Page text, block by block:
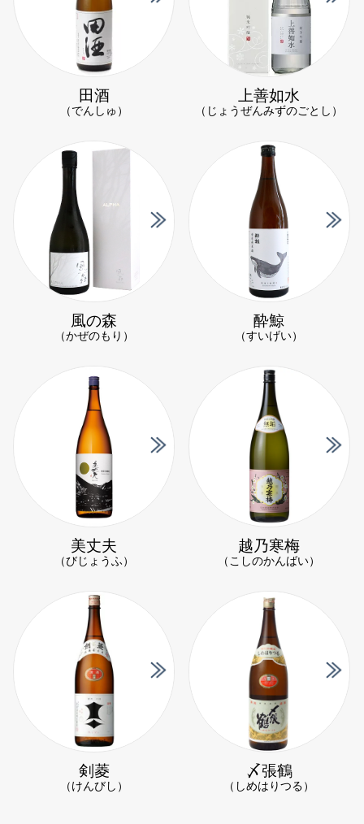
田酒
（でんしゅ）
上善如水
（じょうぜんみずのごとし）
風の森
（かぜのもり）
酔鯨
（すいげい）
美丈夫
（びじょうふ）
越乃寒梅
（こしのかんばい）
剣菱
（けんびし）
〆張鶴
（しめはりつる）